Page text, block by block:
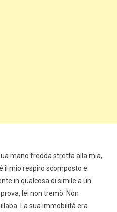
mano fredda stretta alla mia,
il mio respiro scomposto e
in qualcosa di simile a un
lei non tremò. Non
La sua immobilità era